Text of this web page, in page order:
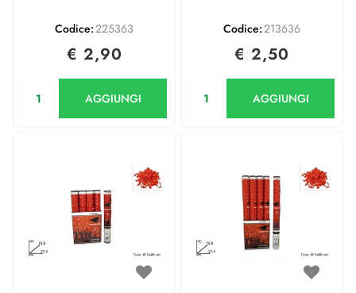
Codice:225363
€ 2,90
AGGIUNGI
Codice:213636
€ 2,50
AGGIUNGI